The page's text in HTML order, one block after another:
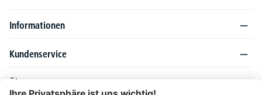
Informationen
Kundenservice
Über DELTA-V